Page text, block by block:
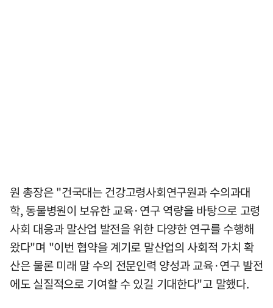
원 총장은 "건국대는 건강고령사회연구원과 수의과대
학, 동물병원이 보유한 교육·연구 역량을 바탕으로 고령
사회 대응과 말산업 발전을 위한 다양한 연구를 수행해
왔다"며 "이번 협약을 계기로 말산업의 사회적 가치 확
산은 물론 미래 말 수의 전문인력 양성과 교육·연구 발전
에도 실질적으로 기여할 수 있길 기대한다"고 말했다.